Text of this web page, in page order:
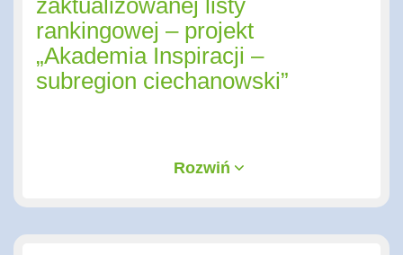
zaktualizowanej listy
rankingowej – projekt
„Akademia Inspiracji –
subregion ciechanowski”
Rozwiń